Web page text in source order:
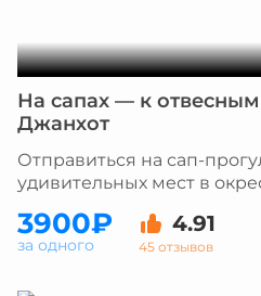
На сапах — к
Джанхот
Отправиться на сап-
удивительных мест в
3900₽ 4.91
45 отзывов
за одного